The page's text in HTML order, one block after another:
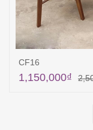
CF16
1,150,000₫